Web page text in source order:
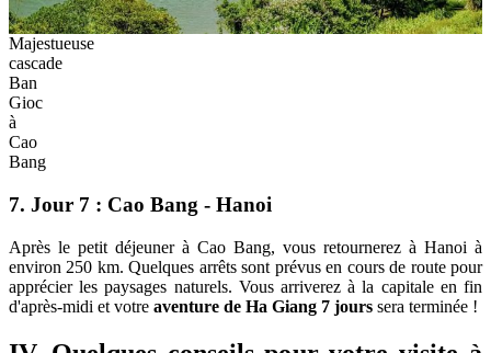
Majestueuse
cascade
Ban
Gioc
à
Cao
Bang
7. Jour 7 : Cao Bang - Hanoi
Après le petit déjeuner à Cao Bang, vous retournerez à Hanoi à
environ 250 km. Quelques arrêts sont prévus en cours de route pour
apprécier les paysages naturels. Vous arriverez à la capitale en fin
d'après-midi et votre aventure de Ha Giang 7 jours sera terminée !